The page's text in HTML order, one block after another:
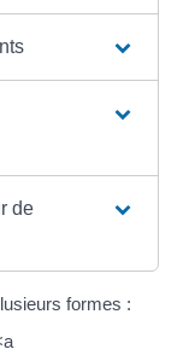
de
formes :